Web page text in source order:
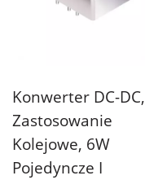
Konwerter DC-DC,
Zastosowanie
Kolejowe, 6W
Pojedyncze I